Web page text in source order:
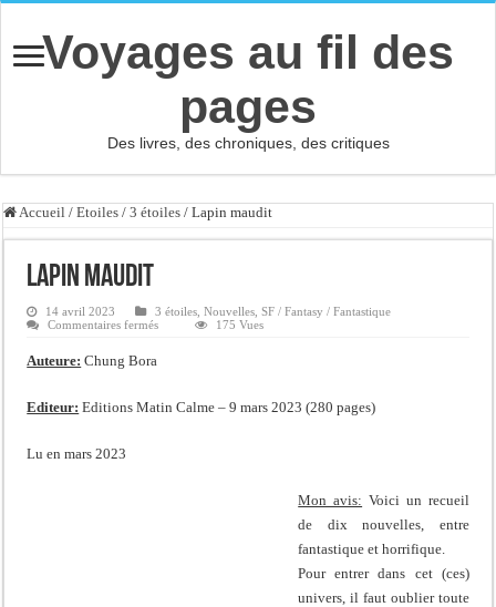
Voyages au fil des
pages
Des livres, des chroniques, des critiques
Accueil / Etoiles / 3 étoiles / Lapin maudit
Lapin maudit
14 avril 2023 3 étoiles ,Nouvelles ,SF / Fantasy / Fantastique
Commentaires ferméssur
175 Vues
Auteure: Chung Bora
Editeur: Editions Matin Calme – 9 mars 2023 (280 pages)
Lu en mars 2023
Mon avis: Voici un recueil
de dix nouvelles, entre
fantastique et horrifique.
Pour entrer dans cet (ces)
univers, il faut oublier toute